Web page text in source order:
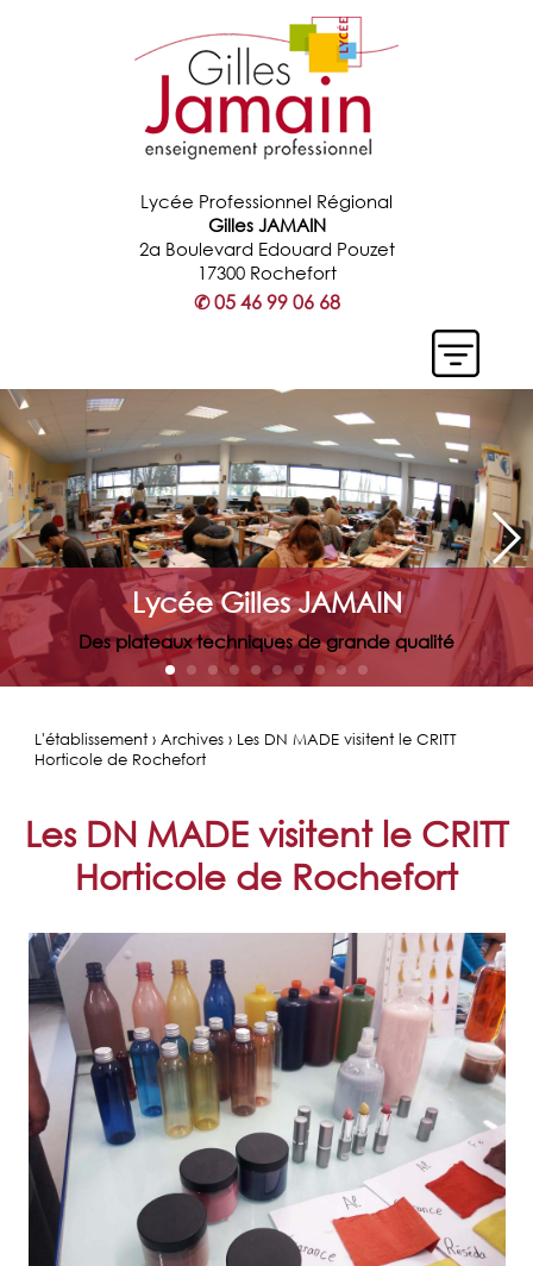
Lycée Professionnel Régional
Gilles JAMAIN
2a Boulevard Edouard Pouzet
17300 Rochefort
✆05 46 99 06 68
Lycée Gilles JAMAIN
Des plateaux techniques de grande qualité
L'établissement › Archives › Les DN MADE visitent le CRITT
Horticole de Rochefort
Les DN MADE visitent le CRITT
Horticole de Rochefort